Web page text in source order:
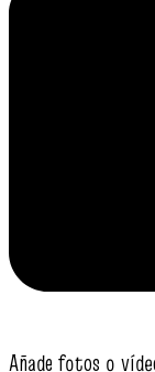
Añade fotos o